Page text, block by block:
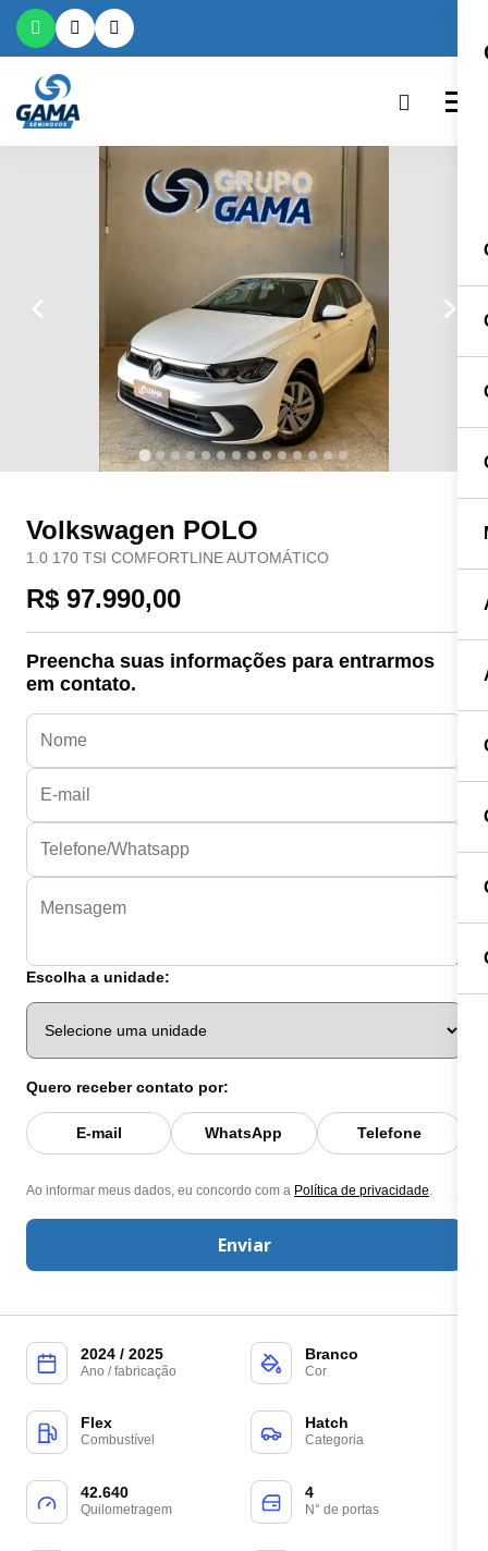
2024 / 2025
Ano / fabricação
Branco
Cor
Flex
Combustível
Hatch
Categoria
42.640
Quilometragem
4
N° de portas
Volkswagen POLO
1.0 170 TSI COMFORTLINE AUTOMÁTICO
R$ 97.990,00
Preencha suas informações para entrarmos
em contato.
Escolha a unidade:
Quero receber contato por:
E-mail WhatsApp Telefone
Ao informar meus dados, eu concordo com a Política de privacidade
Enviar